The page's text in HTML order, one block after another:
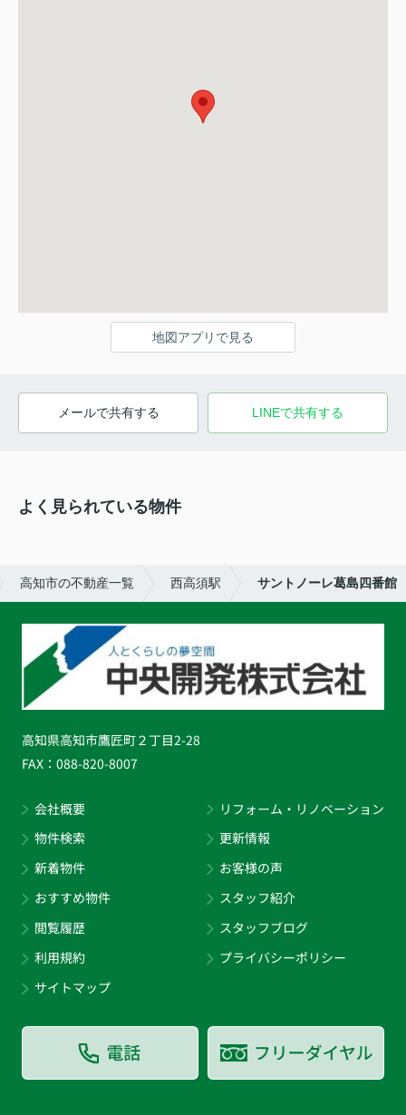
地図アプリで見る
メールで共有する LINEで共有する
よく見られている物件
高知市の不動産一覧 西高須駅 サントノーレ葛島四番館
高知県高知市鷹匠町２丁目2-28
FAX： 088-820-8007
会社概要
物件検索
新着物件
おすすめ物件
閲覧履歴
利用規約
サイトマップ
リフォーム・リノベーション
更新情報
お客様の声
スタッフ紹介
スタッフブログ
プライバシーポリシー